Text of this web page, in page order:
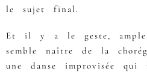
le sujet final.
Et il y a le geste,
semble naître de la
une danse improvisée qui